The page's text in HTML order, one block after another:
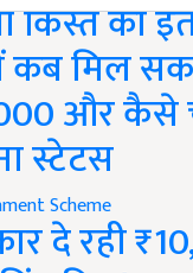
किस्त का
कब मिल
और
स्टेटस
Scheme
दे रही